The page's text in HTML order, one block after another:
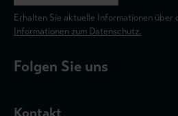
Erhalten Sie aktuelle Informationen über
Informationen zum Datenschutz.
Folgen Sie uns